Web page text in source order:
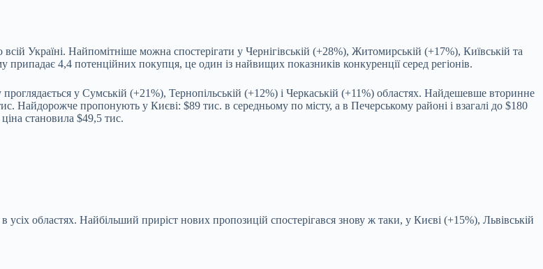
Україні. Найпомітніше можна спостерігати у Чернігівській (+28%), Житомирській (+17%), Київській та
4,4 потенційних покупця, це один із найвищих показників конкуренції серед регіонів.
у Сумській (+21%), Тернопільській (+12%) і Черкаській (+11%) областях. Найдешевше вторинне
Найдорожче пропонують у Києві: $89 тис. в середньому по місту, а в Печерському районі і взагалі до $180
становила $49,5 тис.
областях. Найбільший приріст нових пропозицій спостерігався знову ж таки, у Києві (+15%), Львівській